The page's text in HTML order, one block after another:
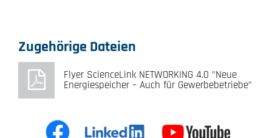
Zugehörige Dateien
Flyer ScienceLink NETWORKING 4.0 "Neue
Energiespeicher – Auch für Gewerbebetriebe"